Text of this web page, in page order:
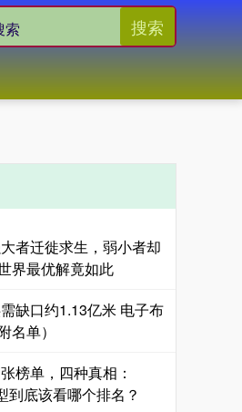
搜索
者迁徙求生，弱小者却
界最优解竟如此
缺口约1.13亿米 电子布
名单）
榜单，四种真相：
到底该看哪个排名？